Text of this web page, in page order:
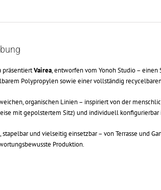
präsentiertVairea, entworfen vom Yonoh Studio– einen
Polypropylen sowie einer vollständig
organischen Linien – inspiriert von der
mit gepolstertem Sitz) und individuell konfigurierbar
stapelbar und vielseitig einsetzbar – von Terrasse und
Produktion.